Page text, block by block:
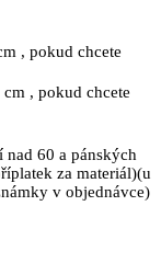
, pokud chcete
, pokud chcete
nad 60 a pánských
za materiál)(u
v objednávce)